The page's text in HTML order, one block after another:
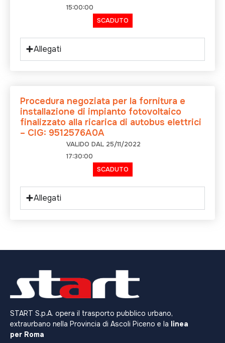
15:00:00
SCADUTO
Allegati
Procedura negoziata per la fornitura e
installazione di impianto fotovoltaico
finalizzato alla ricarica di autobus elettrici
– CIG: 9512576A0A
VALIDO DAL 25/11/2022
17:30:00
SCADUTO
Allegati
START S.p.A. opera il trasporto pubblico urbano,
extraurbano nella Provincia di Ascoli Piceno e la linea
per Roma